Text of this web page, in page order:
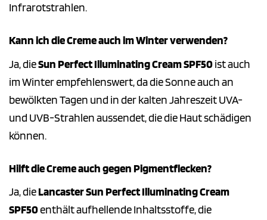
Infrarotstrahlen.
Kann ich die Creme auch im Winter verwenden?
Ja, dieSun Perfect Illuminating Cream SPF50ist auch
im Winter empfehlenswert, da die Sonne auch an
bewölkten Tagen und in der kalten Jahreszeit UVA-
und UVB-Strahlen aussendet, die die Haut schädigen
können.
Hilft die Creme auch gegen Pigmentflecken?
Ja, dieLancaster Sun Perfect Illuminating Cream
SPF50enthält aufhellende Inhaltsstoffe, die